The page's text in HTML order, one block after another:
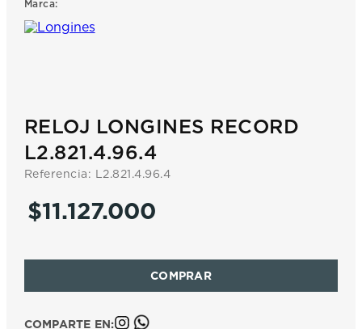
Marca:
RELOJ LONGINES RECORD
L2.821.4.96.4
Referencia: L2.821.4.96.4
$11.127.000
COMPARTE EN: